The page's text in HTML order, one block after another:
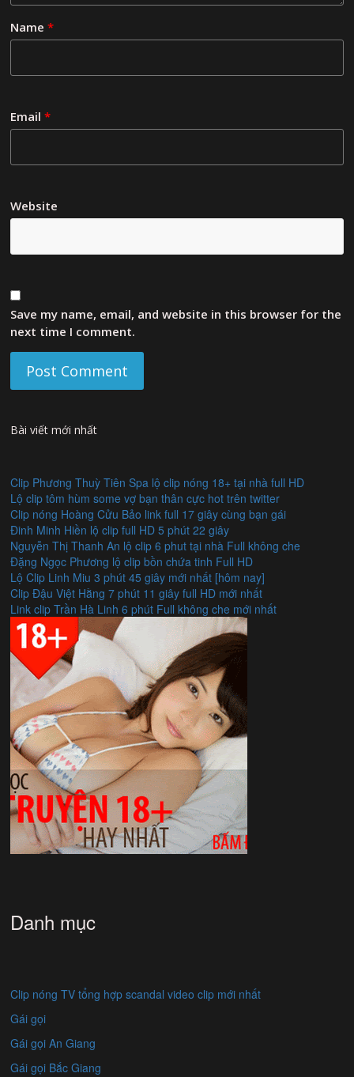
Name*
Email*
Website
Save my name, email, and website in this browser for the
next time I comment.
Bài viết mới nhất
Clip Phương Thuỳ Tiên Spa lộ clip nóng 18+ tại nhà full HD
Lộ clip tôm hùm some vợ bạn thân cực hot trên twitter
Clip nóng Hoàng Cửu Bảo link full 17 giây cùng bạn gái
Đinh Minh Hiền lộ clip full HD 5 phút 22 giây
Nguyễn Thị Thanh An lộ clip 6 phut tại nhà Full không che
Đặng Ngọc Phương lộ clip bồn chứa tinh Full HD
Lộ Clip Linh Miu 3 phút 45 giây mới nhất [hôm nay]
Clip Đậu Việt Hằng 7 phút 11 giây full HD mới nhất
Link clip Trần Hà Linh 6 phút Full không che mới nhất
Danh mục
Clip nóng TV tổng hợp scandal video clip mới nhất
Gái gọi
Gái gọi An Giang
Gái gọi Bắc Giang